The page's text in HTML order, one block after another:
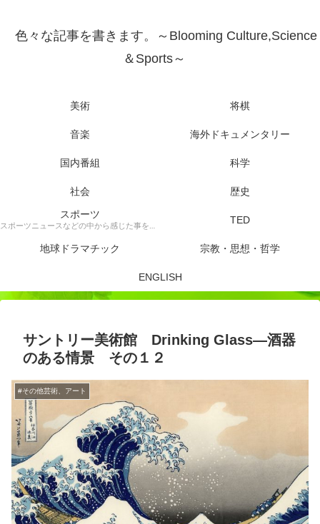
色々な記事を書きます。～Blooming Culture,Science
＆Sports～
美術 将棋
音楽 海外ドキュメンタリー
国内番組 科学
社会
歴史
スポーツ
スポーツニュースなどの中から感じた事を書きます。 TED
地球ドラマチック 宗教・思想・哲学
ENGLISH
サントリー美術館 Drinking Glass―酒器
のある情景 その１２
#その他芸術、アート